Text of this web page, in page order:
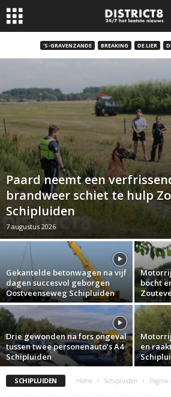
'S-GRAVENZANDE BREAKING DE LIER
Paard neemt een
brandweer schiet te hulp
Schipluiden
7 augustus 2026
Gekantelde betonwagen na vijf
dagen succesvol geborgen
Oostveenseweg Schipluiden
bocht
Drie gewonden na fors ongeval
tussen twee personenauto’s A4
Schipluiden
en
SCHIPLUIDEN Home Schipluiden Pagina